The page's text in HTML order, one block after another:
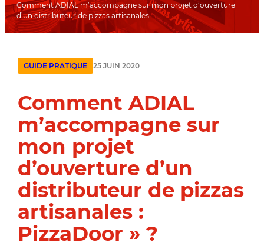
Comment ADIAL m’accompagne sur mon projet d’ouverture
d’un distributeur de pizzas artisanales ...
GUIDE PRATIQUE 25 JUIN 2020
Comment ADIAL
m’accompagne sur
mon projet
d’ouverture d’un
distributeur de pizzas
artisanales :
PizzaDoor » ?